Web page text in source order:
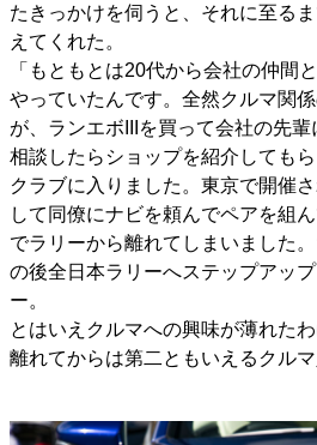
たきっかけを伺うと、それに至る
えてくれた。
「もともとは20代から会社の仲間
やっていたんです。全然クルマ関
が、ランエボIIIを買って会社の先
相談したらショップを紹介しても
クラブに入りました。東京で開催
して同僚にナビを頼んでペアを組
でラリーから離れてしまいました
の後全日本ラリーへステップアッ
ー。
とはいえクルマへの興味が薄れた
離れてからは第二ともいえるクル